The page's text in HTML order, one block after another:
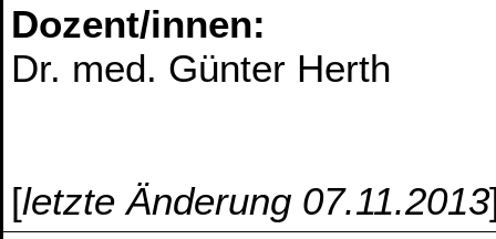
Dozent/innen:
Dr. med. Günter Herth
[letzte Änderung 07.11.2013